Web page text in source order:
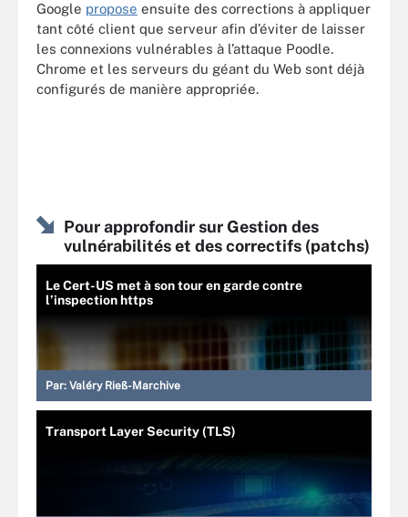
Google propose ensuite des corrections à appliquer
tant côté client que serveur afin d’éviter de laisser
les connexions vulnérables à l’attaque Poodle.
Chrome et les serveurs du géant du Web sont déjà
configurés de manière appropriée.
Pour approfondir sur Gestion des
vulnérabilités et des correctifs (patchs)
Le Cert-US met à son tour en garde contre
l’inspection https
Par: Valéry Rieß-Marchive
Transport Layer Security (TLS)